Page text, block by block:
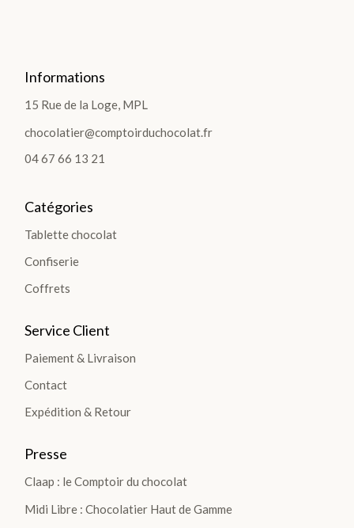
LES
COF
FRE
TS
LES
PLA
NTA
TIO
NS
TABLETTES
Informations
15 Rue de la Loge, MPL
chocolatier@comptoirduchocolat.fr
04 67 66 13 21
Catégories
Tablette chocolat
Confiserie
Coffrets
Service Client
Paiement & Livraison
Contact
Expédition & Retour
Presse
Claap : le Comptoir du chocolat
Midi Libre : Chocolatier Haut de Gamme